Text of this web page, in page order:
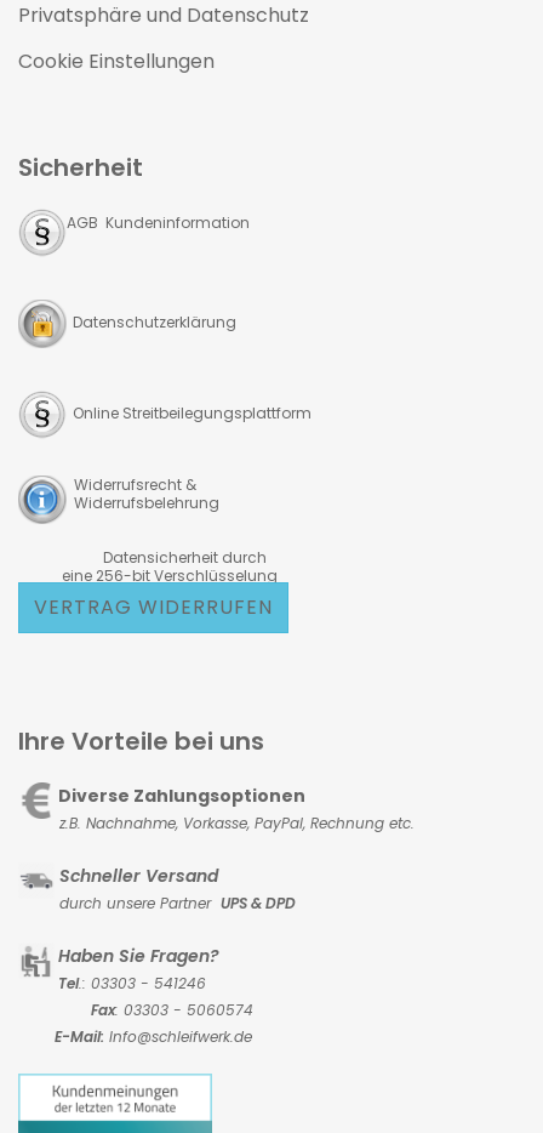
Privatsphäre und Datenschutz
Cookie Einstellungen
Sicherheit
AGB Kundeninformation
Datenschutzerklärung
Online Streitbeilegungsplattform
Widerrufsrecht &
Widerrufsbelehrung
Datensicherheit durch
eine 256-bit Verschlüsselung
VERTRAG WIDERRUFEN
Ihre Vorteile bei uns
Diverse Zahlungsoptionen
z.B. Nachnahme, Vorkasse, PayPal, Rechnung etc.
Schneller Versand
durch unsere Partner UPS & DPD
Haben Sie Fragen?
Tel.: 03303 - 541246
Fax: 03303 - 5060574
E-Mail: Info@schleifwerk.de